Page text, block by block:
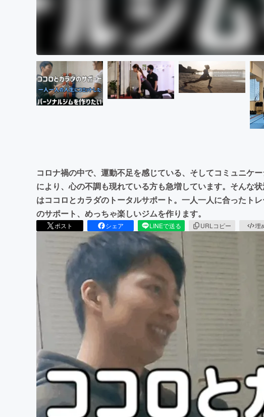
コロナ禍の中で、運動不足を感じている、そしてコミュニケ
により、心の不調も現れている方も急増しています。そんな
はココロとカラダのトータルサポート。一人一人に合ったト
のサポート、めっちゃ楽しいジムを作ります。
ポスト シェア LINEで送る URLコピー 埋